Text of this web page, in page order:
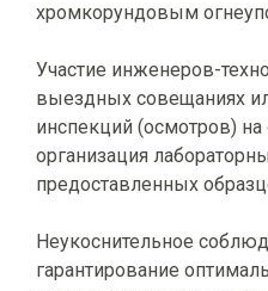
хромкорундовым
Участие инженеров-
выездных совещаниях
инспекций (осмотров) на
организация
предоставленных
Неукоснительное
гарантирование